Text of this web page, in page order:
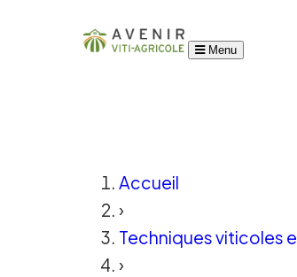
Menu
Accueil
›
Techniques viticoles
›